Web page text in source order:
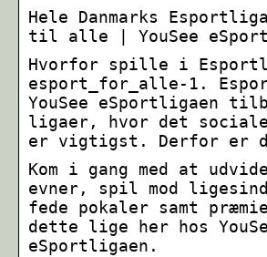
Hele Danmarks
til alle | YouSee
Hvorfor spille i
esport_for_alle-1.
YouSee eSportligaen
ligaer, hvor det
er vigtigst. Derfor er
Kom i gang med at
evner, spil mod
fede pokaler samt
dette lige her hos
eSportligaen.